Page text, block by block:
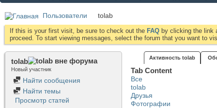
Пользователи tolab
If this is your first visit, be sure to check out the FAQ by clicking the link
proceed. To start viewing messages, select the forum that you want to
tolab
Новый участник
Найти сообщения
Найти темы
Просмотр статей
Активность tolab
Tab Content
Все
tolab
Друзья
Фотографии